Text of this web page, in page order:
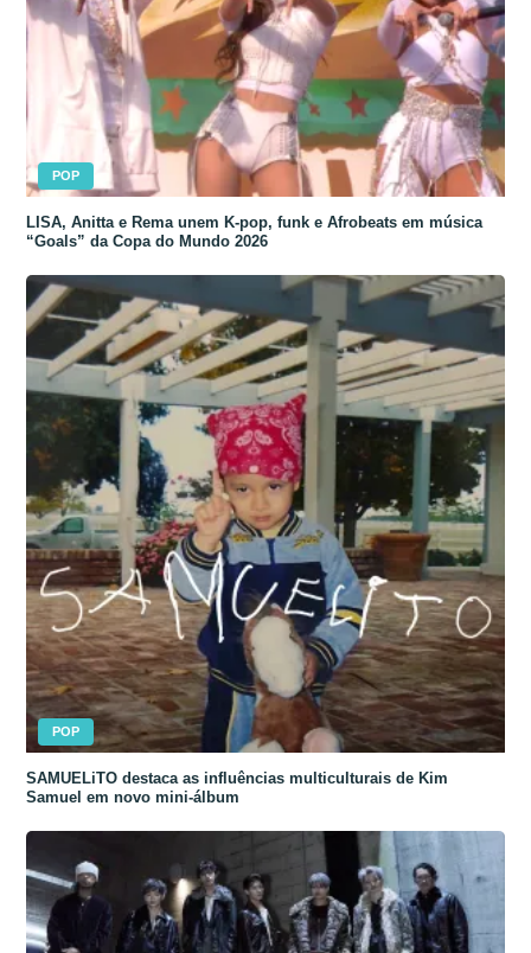
POP
LISA, Anitta e Rema unem K-pop, funk e Afrobeats em música
“Goals” da Copa do Mundo 2026
POP
SAMUELiTO destaca as influências multiculturais de Kim
Samuel em novo mini-álbum